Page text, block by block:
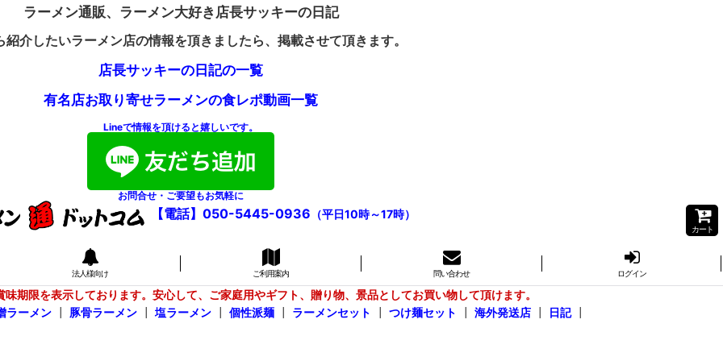
ラーメン通販、ラーメン大好き店長サッキーの日記
紹介したいラーメン店の情報を頂きましたら、掲載させて頂きます。
店長サッキーの日記の一覧
有名店お取り寄せラーメンの食レポ動画一覧
Lineで情報を頂けると嬉しいです。
お問合せ・ご要望もお気軽に
【電話】050-5445-0936 （平日10時～17時）
カート
法人様向け ご利用案内 問い合わせ ログイン
期限を表示しております。安心して、ご家庭用やギフト、贈り物、景品としてお買い物して頂けます。
ラーメン
豚骨ラーメン 塩ラーメン 個性派麺 ラーメンセット つけ麺セット 海外発送店 日記┃